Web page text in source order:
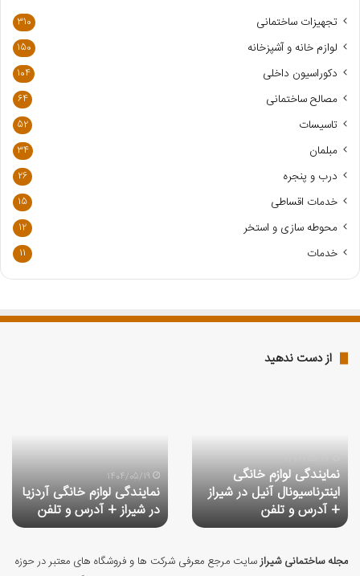
خ
د
ر
و
ا
د
ک
ی
د
تجهیزات ساختمانی 310
لوازم خانه و آشپزخانه 150
دکوراسیون داخلی 104
مصالح ساختمانی 64
تاسیسات 52
مبلمان 34
درب و پنجره 26
خدمات اقساطی 15
محوطه سازی و استخر 12
خدمات 11
از دست ندهید
شیراز
آدرس
تلفن
نمایندگی لوازم خانگی
اینترناسیونال آنیل در شیراز
+ آدرس و تلفن
شیراز
آدرس
و
1404/05/19
نمایندگی لوازم خانگی آردزیا
در شیراز + آدرس و تلفن
مجله ساختمانی شیرازسایت مرجع معرفی شرکت ها و فروشگاه های معتبر در حوزه